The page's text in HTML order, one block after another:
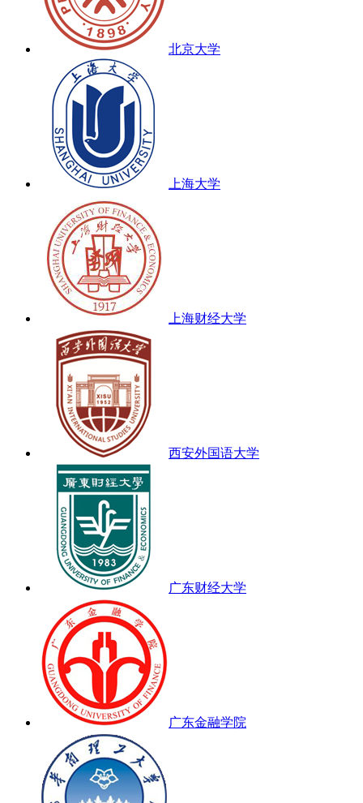
北京大学
上海大学
上海财经大学
西安外国语大学
广东财经大学
广东金融学院